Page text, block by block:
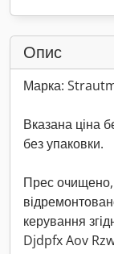
Опис
Марка:
Вказана ціна
без упаковки.
Прес очищено,
керування
Djdpfx Aov